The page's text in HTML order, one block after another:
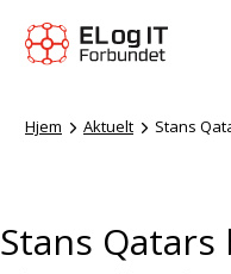
Hjem Aktuelt Stans
Stans Qatars